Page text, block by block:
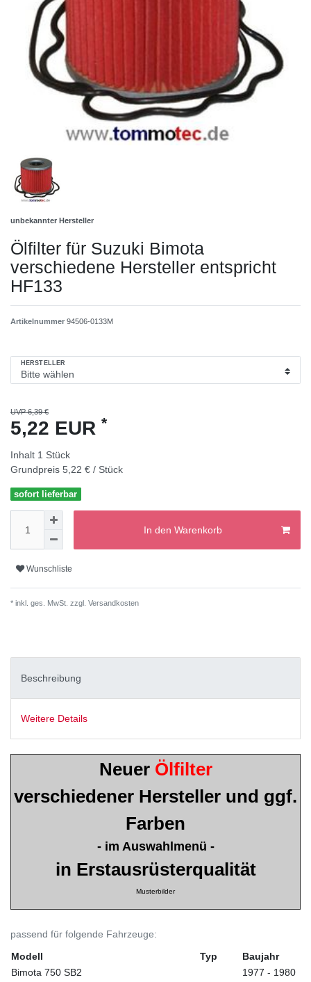
unbekannter Hersteller
Ölfilter für Suzuki Bimota
verschiedene Hersteller entspricht
HF133
Artikelnummer 94506-0133M
HERSTELLER
UVP 6,39 €
5,22 EUR *
Inhalt 1 Stück
Grundpreis 5,22 € / Stück
sofort lieferbar
In den Warenkorb
Wunschliste
* inkl. ges. MwSt. zzgl. Versandkosten
Beschreibung
Weitere Details
Neuer Ölfilter
verschiedener Hersteller und ggf.
Farben
- im Auswahlmenü -
in Erstausrüsterqualität
Musterbilder
passend für folgende Fahrzeuge:
Modell Typ
Baujahr
Bimota 750 SB2
1977 - 1980